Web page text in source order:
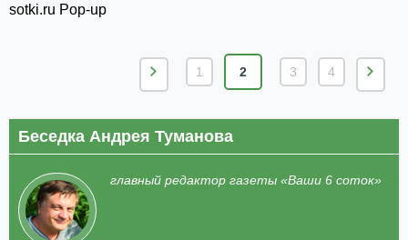
sotki.ru Pop-up
1 2 3 4
Беседка Андрея Туманова
главный редактор газеты «Ваши 6 соток»